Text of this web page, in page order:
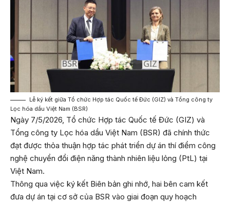
Lễ ký kết giữa Tổ chức Hợp tác Quốc tế Đức (GIZ) và Tổng công ty
Lọc hóa dầu Việt Nam (BSR)
Ngày 7/5/2026, Tổ chức Hợp tác Quốc tế Đức (GIZ) và
Tổng công ty Lọc hóa dầu Việt Nam (BSR) đã chính thức
đạt được thỏa thuận hợp tác phát triển dự án thí điểm công
nghệ chuyển đổi điện năng thành nhiên liệu lỏng (PtL) tại
Việt Nam.
Thông qua việc ký kết Biên bản ghi nhớ, hai bên cam kết
đưa dự án tại cơ sở của BSR vào giai đoạn quy hoạch